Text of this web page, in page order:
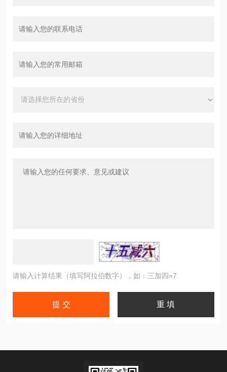
请输入计算结果（填写阿拉伯数字），如：三加四=7